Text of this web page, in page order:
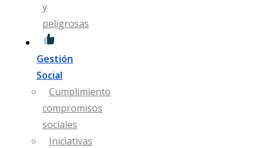
y
peligrosas
Gestión
Social
Cumplimiento
compromisos
sociales
Iniciativas